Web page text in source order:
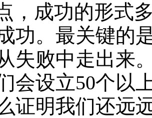
，成功的形式
功。最关键的
失败中走出来
会设立50个以
证明我们还远